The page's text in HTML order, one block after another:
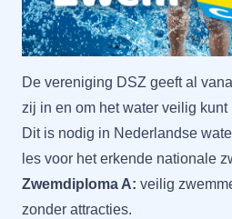
De vereniging DSZ geeft al
zij in en om het water veilig
Dit is nodig in Nederlandse
les voor het erkende nationale
Zwemdiploma A: veilig
zonder attracties.